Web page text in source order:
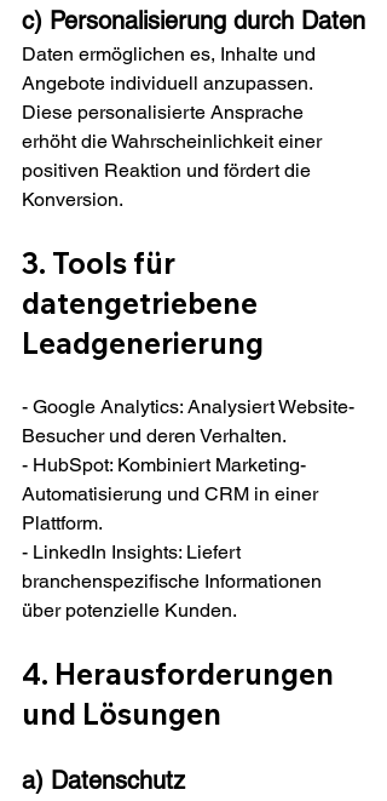
c) Personalisierung durch Daten
Daten ermöglichen es, Inhalte und
Angebote individuell anzupassen.
Diese personalisierte Ansprache
erhöht die Wahrscheinlichkeit einer
positiven Reaktion und fördert die
Konversion.
3. Tools für
datengetriebene
Leadgenerierung
- Google Analytics: Analysiert Website-
Besucher und deren Verhalten.
- HubSpot: Kombiniert Marketing-
Automatisierung und CRM in einer
Plattform.
- LinkedIn Insights: Liefert
branchenspezifische Informationen
über potenzielle Kunden.
4. Herausforderungen
und Lösungen
a) Datenschutz